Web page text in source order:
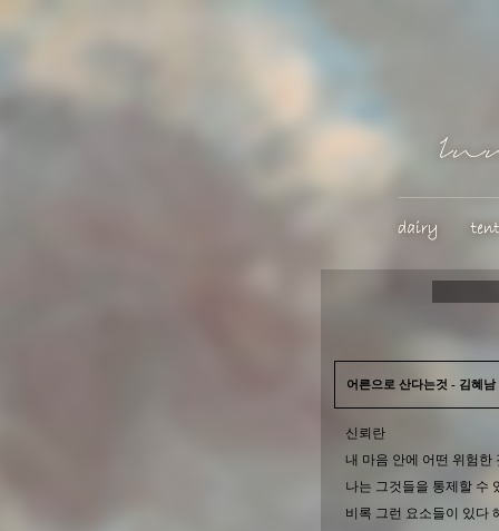
어른으로 산다는것 - 김혜남
신뢰란
내 마음 안에 어떤 위험한
나는 그것들을 통제할 수
비록 그런 요소들이 있다